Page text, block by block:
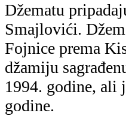
Džematu
Smajlovići.
Fojnice prema
džamiju
1994. godine, ali
godine.